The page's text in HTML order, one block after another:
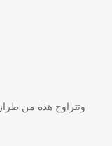
وتتراوح هذه من